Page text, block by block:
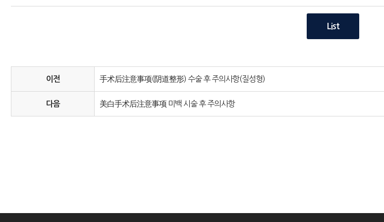
List
이전 手术后注意事项(阴道整形) 수술 후 주의사항(질성형)
다음 美白手术后注意事项 미백 시술 후 주의사항